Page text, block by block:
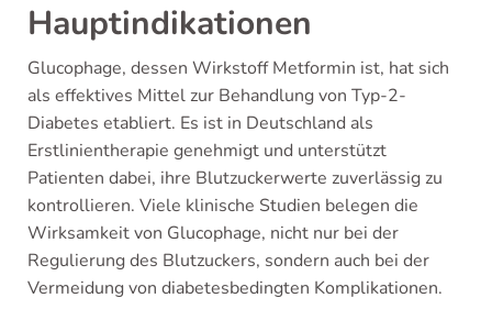
Hauptindikationen
Glucophage, dessen Wirkstoff Metformin ist, hat sich
als effektives Mittel zur Behandlung von Typ-2-
Diabetes etabliert. Es ist in Deutschland als
Erstlinientherapie genehmigt und unterstützt
Patienten dabei, ihre Blutzuckerwerte zuverlässig zu
kontrollieren. Viele klinische Studien belegen die
Wirksamkeit von Glucophage, nicht nur bei der
Regulierung des Blutzuckers, sondern auch bei der
Vermeidung von diabetesbedingten Komplikationen.